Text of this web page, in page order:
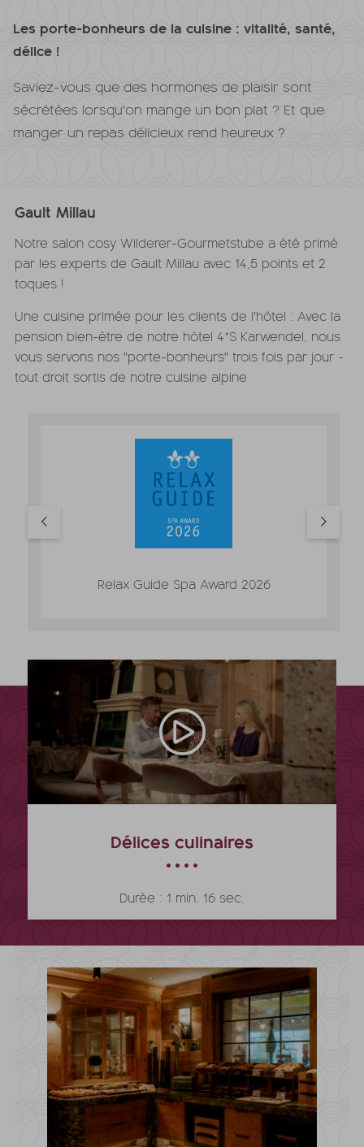
Les porte-bonheurs de la cuisine : vitalité, santé,
délice !
Saviez-vous que des hormones de plaisir sont
sécrétées lorsqu'on mange un bon plat ? Et que
manger un repas délicieux rend heureux ?
Gault Millau
Notre salon cosy Wilderer-Gourmetstube a été primé
par les experts de Gault Millau avec 14,5 points et 2
toques !
Une cuisine primée pour les clients de l'hôtel : Avec la
pension bien-être de notre hôtel 4*S Karwendel, nous
vous servons nos "porte-bonheurs" trois fois par jour -
tout droit sortis de notre cuisine alpine
Relax Guide Spa Award 2026
Délices culinaires
Durée : 1 min. 16 sec.